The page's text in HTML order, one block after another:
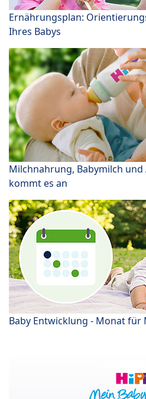
Ernährungsplan:
Ihres Babys
Milchnahrung, Babymilch
kommt es an
Baby Entwicklung - Monat für